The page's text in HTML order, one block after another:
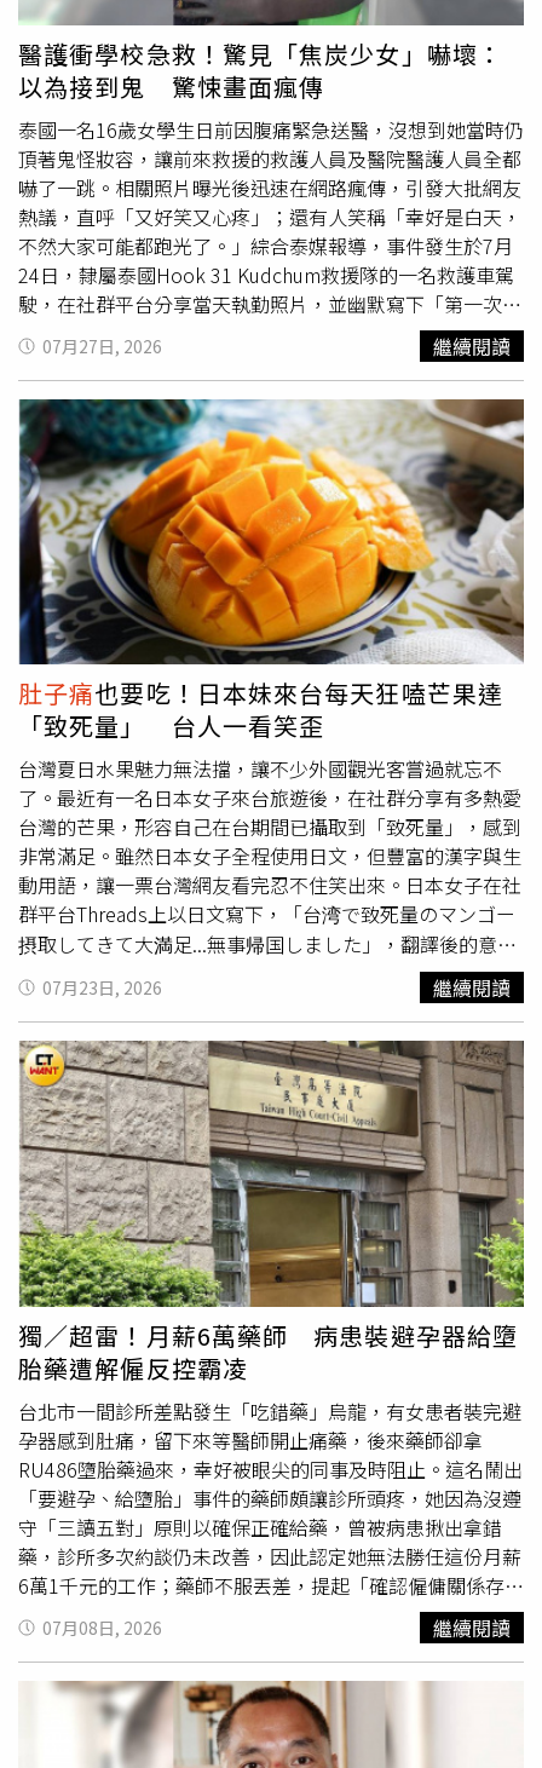
醫護衝學校急救！驚見「焦炭少女」嚇壞：
以為接到鬼 驚悚畫面瘋傳
泰國一名16歲女學生日前因腹痛緊急送醫，沒想到她當時仍
頂著鬼怪妝容，讓前來救援的救護人員及醫院醫護人員全都
嚇了一跳。相關照片曝光後迅速在網路瘋傳，引發大批網友
熱議，直呼「又好笑又心疼」；還有人笑稱「幸好是白天，
不然大家可能都跑光了。」綜合泰媒報導，事件發生於7月
24日，隸屬泰國Hook 31 Kudchum救援隊的一名救護車駕
駛，在社群平台分享當天執勤照片，並幽默寫下「第一次遇
到連救護人員都嚇到的病患，還以為自己是去接鬼到醫
院。」貼文一出立刻吸引大量網友關注。據了解，救援隊當
天前往泰國益梭通府古春縣一所學校，接送一名因腹痛需要
就醫的16歲女學生。雖然她意識清楚，但救護人員仍立即進
行初步檢查與處置，隨後將其送往醫院接受進一步治療。泰
國一名16歲女學生日前因腹痛緊急送醫，沒想到她當時仍頂
著鬼怪妝容，讓前來救援的救護人員及醫院醫護人員全都嚇
了一跳。（圖／翻攝自臉書，泰國清邁象 Chiang Mai
Elephant ）然而，真正引發話題的並非病情，而是女學生當
時的造型。原來她正在參加學校舉辦的「泰語日」活動，並
於戲劇表演中飾演泰國民間傳說中的女鬼「Phi Ka」，臉上
畫著逼真的恐怖妝容。由於腹痛來得突然，她根本來不及卸
妝，就直接搭上救護車前往醫院。當女孩抵達急診時，特殊
裝扮瞬間吸引眾人目光，甚至讓不少人誤以為真的撞見「女
鬼」，醫院內一度掀起騷動。事後，這名女學生也親自在貼
文留言，自嘲表示「沒想到自己會在這個時候肚子痛，更沒
想到是在這種情況下被送醫。」消息曝光後，許多網友紛紛
留言「看到真的會嚇一跳」、「救護人員辛苦了」、「幸好
是白天，要是晚上真的會以為鬧鬼」。隨後，救援隊再度更
新影片，只見女學生已完成治療，手提藥袋、面帶笑容準備
返家，並寫下「她平安了，領完藥回家囉」。
07月27日, 2026 繼續閱讀
肚子痛也要吃！日本妹來台每天狂嗑芒果達
「致死量」 台人一看笑歪
台灣夏日水果魅力無法擋，讓不少外國觀光客嘗過就忘不
了。最近有一名日本女子來台旅遊後，在社群分享有多熱愛
台灣的芒果，形容自己在台期間已攝取到「致死量」，感到
非常滿足。雖然日本女子全程使用日文，但豐富的漢字與生
動用語，讓一票台灣網友看完忍不住笑出來。日本女子在社
群平台Threads上以日文寫下，「台湾で致死量のマンゴー
摂取してきて大満足...無事帰国しました」，翻譯後的意思
是「我在台灣吃了過量的芒果，感覺非常滿足……我已經安
全到家了。」從日本女子的敘述，可以知道她來台旅遊期間
吃了非常多的芒果。貼文曝光後，吸引許多台灣網友留言，
日本女子也在底下留言補充，此行獲得台灣朋友熱情款待，
不僅送了許多芒果，還貼心幫忙削好，讓她每天深夜都忍不
住多吃幾口；她也坦言雖然因為吃太多，幾乎天天吃到
肚子
痛，但依然覺得非常幸福。甚至被詢問「機票錢有沒有吃回
本」時，日本女子秒回答「Yes」，可見她對台灣芒果有多
熱愛。除了品嚐新鮮芒果，該名日本女子也分享去吃芒果冰
的照片。有趣的是，一些看不懂日文的台灣網友僅憑貼文中
的「致死量」、「大滿足」等漢字，就精準猜出對方是在表
達「吃了超多芒果」的意思，笑說「看到致死量嚇一跳，但
現在還能發文，應該是吃超多芒果的意思」；另外，也有不
少人指出，這種「狂吃特定水果」的心情完全可以理解，就
像台灣人去日本玩，也會狂吃當地的草莓或哈密瓜一樣。但
有台灣網友貼心提醒，芒果雖然美味，但吃過量可能會讓皮
膚變黃。
07月23日, 2026 繼續閱讀
獨／超雷！月薪6萬藥師 病患裝避孕器給墮
胎藥遭解僱反控霸凌
台北市一間診所差點發生「吃錯藥」烏龍，有女患者裝完避
孕器感到肚痛，留下來等醫師開止痛藥，後來藥師卻拿
RU486墮胎藥過來，幸好被眼尖的同事及時阻止。這名鬧出
「要避孕、給墮胎」事件的藥師頗讓診所頭疼，她因為沒遵
守「三讀五對」原則以確保正確給藥，曾被病患揪出拿錯
藥，診所多次約談仍未改善，因此認定她無法勝任這份月薪
6萬1千元的工作；藥師不服丟差，提起「確認僱傭關係存
在」訴訟，台北地院判她敗訴，上訴高等法院仍駁回，一、
二審都認為解雇合理。本案原告李姓藥師主張，解僱前她在
這間診所工作1年2個月，診所放任主管和資深護理師聯手霸
凌，並以不適任為由資遣她，但她自認足以勝任藥師；她對
於診所聲稱的給藥疏失都未再犯，診所炒她魷魚之前沒先進
行輔導，因此是違法單方終止勞動契約。診所列出李姓藥師
07月08日, 2026 繼續閱讀